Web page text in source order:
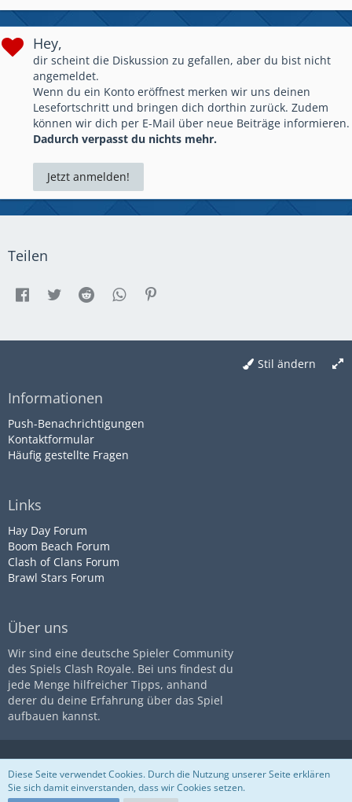
Hey,
dir scheint die Diskussion zu gefallen, aber du bist nicht
angemeldet.
Wenn du ein Konto eröffnest merken wir uns deinen
Lesefortschritt und bringen dich dorthin zurück. Zudem
können wir dich per E-Mail über neue Beiträge informieren.
Dadurch verpasst du nichts mehr.
Jetzt anmelden!
Teilen
Stil ändern
Informationen
Push-Benachrichtigungen
Kontaktformular
Häufig gestellte Fragen
Links
Hay Day Forum
Boom Beach Forum
Clash of Clans Forum
Brawl Stars Forum
Über uns
Wir sind eine deutsche Spieler Community
des Spiels Clash Royale. Bei uns findest du
jede Menge hilfreicher Tipps, anhand
derer du deine Erfahrung über das Spiel
aufbauen kannst.
Diese Seite ist nicht mit dem
UnternehmenSupercellassoziiert
Community-Software:WoltLab
Impressum
Datenschutz
Nutzungsbestimmungen
Diese Seite verwendet Cookies. Durch die Nutzung unserer Seite erklären
Sie sich damit einverstanden, dass wir Cookies setzen.